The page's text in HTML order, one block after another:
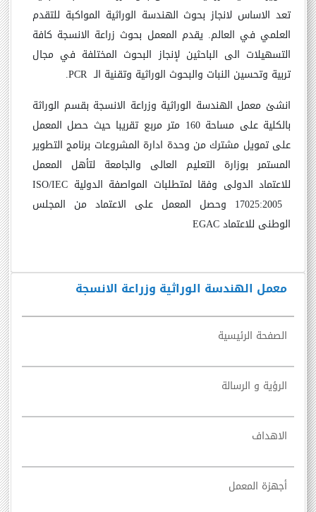
معمل الهندسة الوراثية وزراعة الانسجة
الصفحة الرئيسية
الرؤية و الرسالة
الاهداف
أجهزة المعمل
تعد الاساس لانجاز بحوث الهندسة الوراثية المواكبة للتقدم
العلمي في العالم. يقدم المعمل بحوث زراعة الانسجة كافة
التسهيلات الى الباحثين لإنجاز البحوث المختلفة في مجال
تربية وتحسين النبات والبحوث الوراثية وتقنية الـ .PCR
انشئ معمل الهندسة الوراثية وزراعة الانسجة بقسم الوراثة
بالكلية على مساحة 160 متر مربع تقريبا حيث حصل المعمل
على تمويل مشترك من وحدة ادارة المشروعات برنامج التطوير
المستمر بوزارة التعليم العالى والجامعة لتأهل المعمل
للاعتماد الدولى وفقا لمتطلبات المواصفة الدولية ISO/IEC
17025:2005 وحصل المعمل على الاعتماد من المجلس
الوطنى للاعتمادEGAC